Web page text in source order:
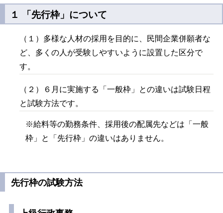
１ 「先行枠」について
（１）多様な人材の採用を目的に、民間企業併願者な
ど、多くの人が受験しやすいように設置した区分で
す。
（２）６月に実施する「一般枠」との違いは試験日程
と試験方法です。
※給料等の勤務条件、採用後の配属先などは「一般
枠」と「先行枠」の違いはありません。
先行枠の試験方法